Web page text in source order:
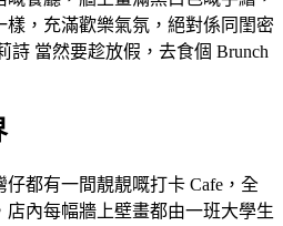
，充滿歡樂氣氛，絕對係同閨密
詩 當然要趁放假，去食個 Brunch
都有一間靚靚嘅打卡 Cafe，全
內每幅牆上壁畫都由一班大學生